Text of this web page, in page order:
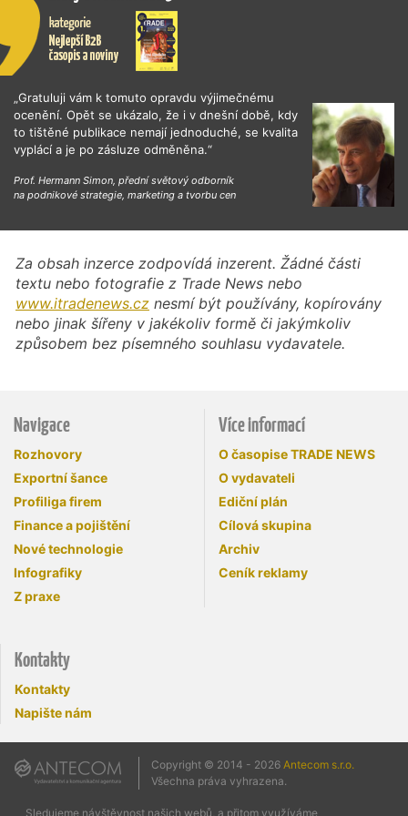
„Gratuluji vám k tomuto opravdu výjimečnému
ocenění. Opět se ukázalo, že i v dnešní době, kdy
to tištěné publikace nemají jednoduché, se kvalita
vyplácí a je po zásluze odměněna.“
Prof. Hermann Simon, přední světový odborník
na podnikové strategie, marketing a tvorbu cen
Za obsah inzerce zodpovídá inzerent. Žádné části
textu nebo fotografie z Trade News nebo
www.itradenews.cz nesmí být používány, kopírovány
nebo jinak šířeny v jakékoliv formě či jakýmkoliv
způsobem bez písemného souhlasu vydavatele.
Navigace
Rozhovory
Exportní šance
Profiliga firem
Finance a pojištění
Nové technologie
Infografiky
Z praxe
Více informací
O časopise TRADE NEWS
O vydavateli
Ediční plán
Cílová skupina
Archiv
Ceník reklamy
Kontakty
Kontakty
Napište nám
Copyright © 2014 - 2026 Antecom s.r.o.
Všechna práva vyhrazena.
Sledujeme návštěvnost našich webů, a přitom využíváme